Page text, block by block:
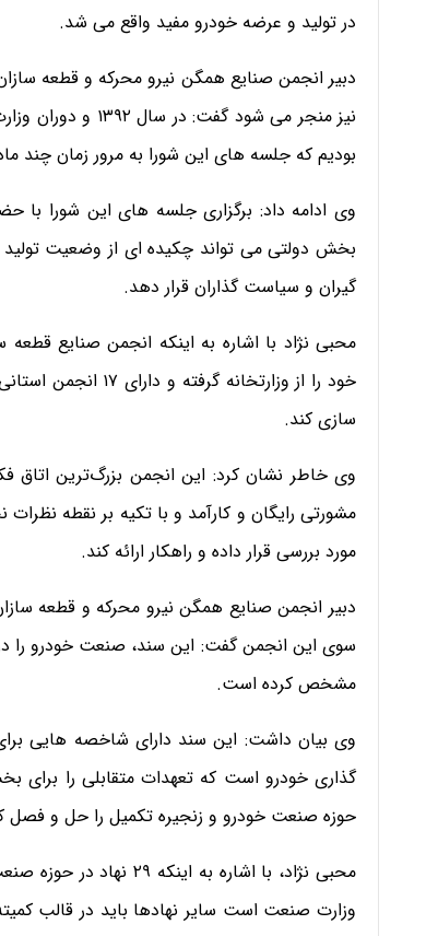
در تولید و عرضه خودرو مفید واقع می شد.
دبیر انجمن صنایع همگن نیرو محرکه و قطعه
نیز منجر می شود
بودیم که جلسه های این شورا به مرور زمان چند
وی ادامه داد: برگزاری جلسه های این شورا
بخش دولتی می تواند چکیده ای از وضعیت
گیران و سیاست گذاران قرار دهد.
محبی نژاد با اشاره به اینکه انجمن صنایع
خود را از
سازی کند.
وی خاطر نشان کرد: این انجمن بزرگ‌ترین اتاق
مشورتی رایگان و کارآمد و با تکیه بر نقطه
مورد بررسی قرار داده و راهکار ارائه کند.
دبیر انجمن صنایع همگن نیرو محرکه و قطعه
سوی این انجمن گفت: این سند، صنعت خودرو را
مشخص کرده است.
وی بیان داشت: این سند دارای شاخصه هایی
گذاری خودرو است که تعهدات متقابلی را
حوزه صنعت خودرو و زنجیره تکمیل را حل و فصل
محبی نژاد، با اشاره
وزارت صنعت است سایر نهادها باید در قالب